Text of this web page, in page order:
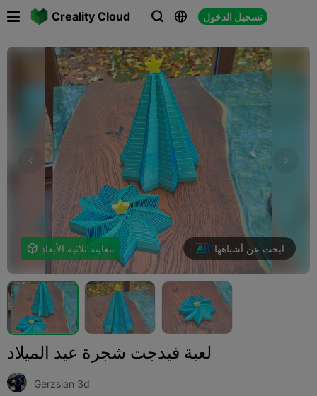
Creality Cloud   تسجيل الدخول
 
 معاينة ثلاثية الأبعاد ابحث عن أشباهها
لعبة فيدجت شجرة عيد الميلاد
Gerzsian 3d